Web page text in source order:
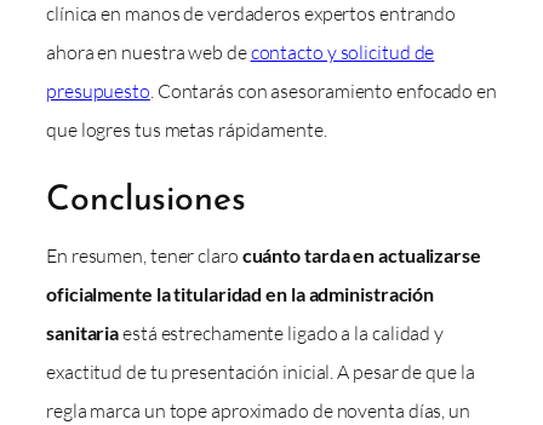
clínica en manos de verdaderos expertos entrando
ahora en nuestra web decontacto y solicitud de
presupuesto. Contarás con asesoramiento enfocado en
que logres tus metas rápidamente.
Conclusiones
En resumen, tener claro cuánto tarda en actualizarse
oficialmente la titularidad en la administración
sanitariaestá estrechamente ligado a la calidad y
exactitud de tu presentación inicial. A pesar de que la
regla marca un tope aproximado de noventa días, un